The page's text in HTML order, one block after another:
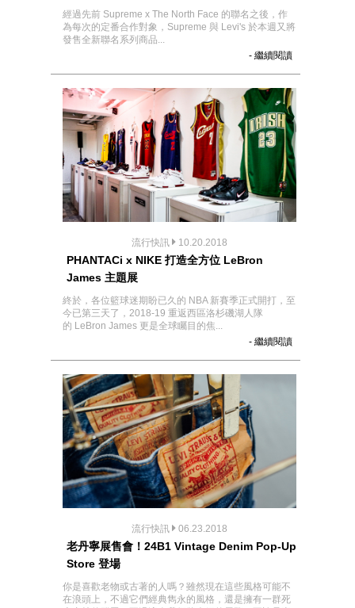
經過先前 Supreme x The North Face 的聯名之後，作
為每次的定番合作對象，Supreme 與 Levi's 於本週又將
發售全新聯名系列商品...
- 繼續閱讀
流行快訊 10.20.2018
PHANTACi x NIKE 打造全方位 LeBron
James 主題展
終於，各位籃球迷期盼已久的 NBA 新賽季正式開打，至
今已第三天了，2018-19 重返西區洛杉磯湖人隊
的 LeBron James 更是全球矚目的焦...
- 繼續閱讀
流行快訊 06.23.2018
老丹寧展售會！24B1 Vintage Denim Pop-Up
Store 登場
你是喜歡老物或古著的人嗎？雖然現在這些風格可能不
在浪頭上，不過它們經典雋永的風格，還是擁有一群死